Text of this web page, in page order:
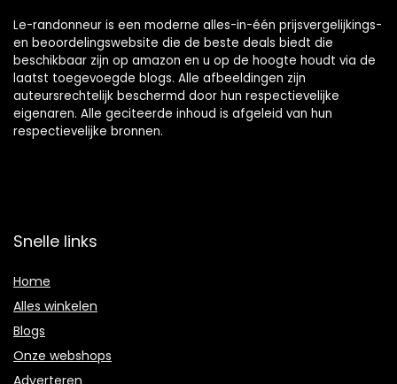
Le-randonneur is een moderne alles-in-één prijsvergelijkings-
en beoordelingswebsite die de beste deals biedt die
beschikbaar zijn op amazon en u op de hoogte houdt via de
laatst toegevoegde blogs. Alle afbeeldingen zijn
auteursrechtelijk beschermd door hun respectievelijke
eigenaren. Alle geciteerde inhoud is afgeleid van hun
respectievelijke bronnen.
Snelle links
Home
Alles winkelen
Blogs
Onze webshops
Adverteren